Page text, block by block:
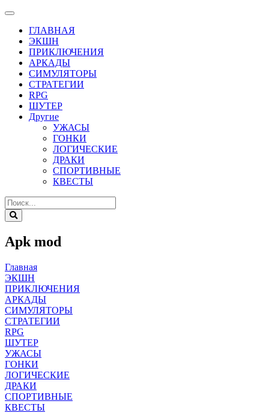
ГЛАВНАЯ
ЭКШН
ПРИКЛЮЧЕНИЯ
АРКАДЫ
СИМУЛЯТОРЫ
СТРАТЕГИИ
RPG
ШУТЕР
Другие
УЖАСЫ
ГОНКИ
ЛОГИЧЕСКИЕ
ДРАКИ
СПОРТИВНЫЕ
КВЕСТЫ
Apk mod
Главная
ЭКШН
ПРИКЛЮЧЕНИЯ
АРКАДЫ
СИМУЛЯТОРЫ
СТРАТЕГИИ
RPG
ШУТЕР
УЖАСЫ
ГОНКИ
ЛОГИЧЕСКИЕ
ДРАКИ
СПОРТИВНЫЕ
КВЕСТЫ